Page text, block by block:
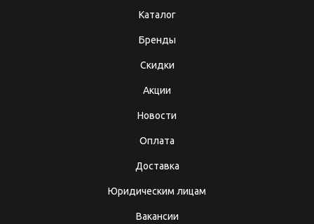
Каталог
Бренды
Скидки
Акции
Новости
Оплата
Доставка
Юридическим лицам
Вакансии